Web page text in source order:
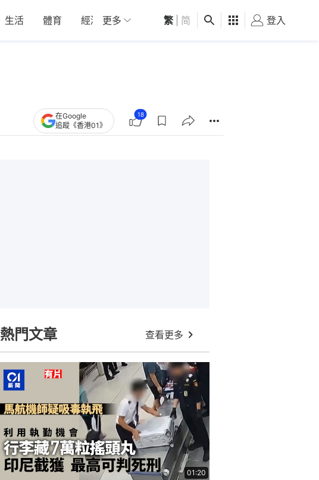
生活 體育 經濟 01深圳 觀點 健康 好食玩飛
更多 繁 简 登入
在Google
追蹤《香港01》
18
熱門文章 查看更多
01:20